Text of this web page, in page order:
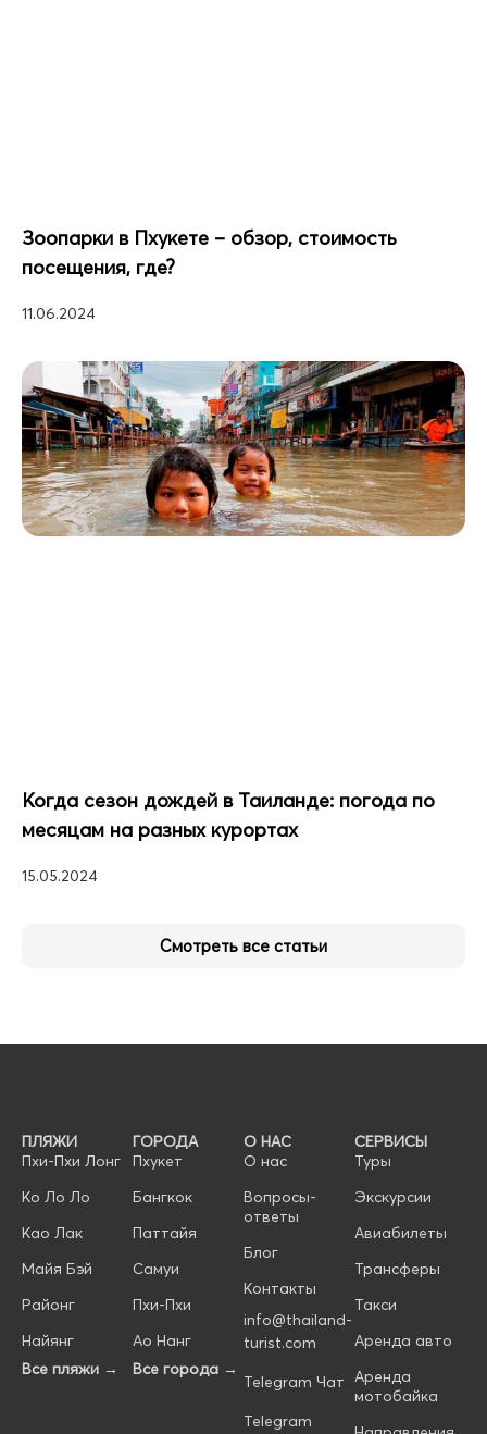
Зоопарки в Пхукете – обзор, стоимость
посещения, где?
11.06.2024
Когда сезон дождей в Таиланде: погода по
месяцам на разных курортах
15.05.2024
Смотреть все статьи
ПЛЯЖИ
Пхи-Пхи Лонг
Ко Ло Ло
Као Лак
Майя Бэй
Районг
Найянг
Все пляжи →
ГОРОДА
Пхукет
Бангкок
Паттайя
Самуи
Пхи-Пхи
Ао Нанг
Все города →
О НАС
О нас
Вопросы-
ответы
Блог
Контакты
info@thailand-
turist.com
Telegram Чат
Telegram
СЕРВИСЫ
Туры
Экскурсии
Авиабилеты
Трансферы
Такси
Аренда авто
Аренда
мотобайка